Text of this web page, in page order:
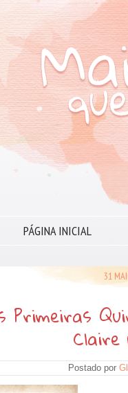
PÁGINA INICIAL
31
Primeiras
Postado por